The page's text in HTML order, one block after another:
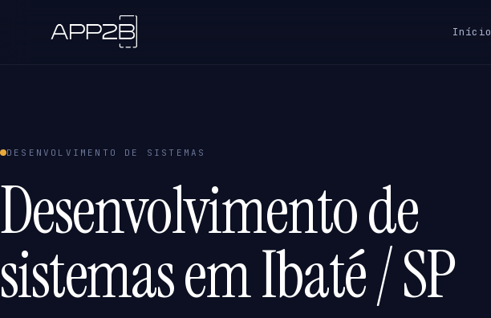
Início
DESENVOLVIMENTO DE SISTEMAS
Desenvolvimento de
sistemas em Ibaté / SP